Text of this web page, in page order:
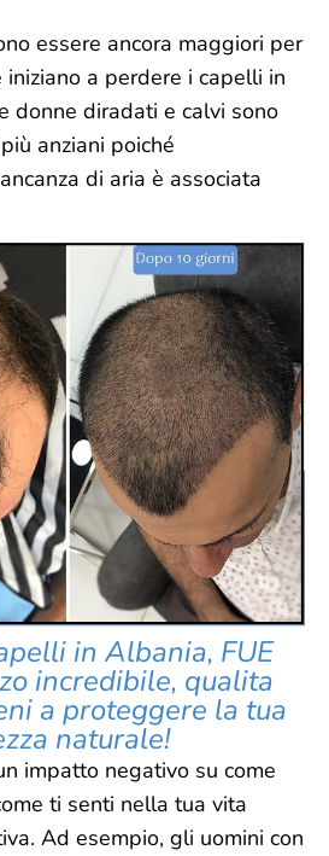
essere ancora maggiori per
iniziano a perdere i capelli in
donne diradati e calvi sono
anziani poiché
di aria è associata
in Albania, FUE
incredibile, qualita
a proteggere la tua
naturale!
impatto negativo su come
ti senti nella tua vita
Ad esempio, gli uomini con